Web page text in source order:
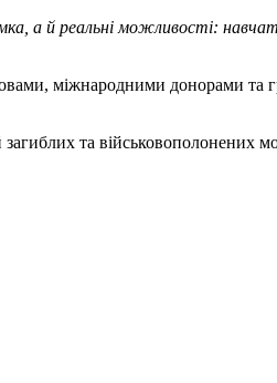
а й реальні можливості:
міжнародними донорами
та військовополонених